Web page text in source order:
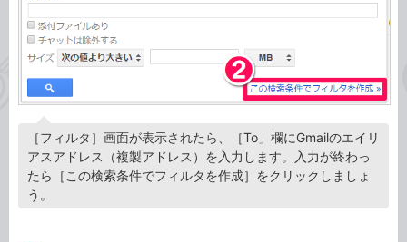
［フィルタ］画面が表示されたら、［To」欄にGmailのエイリ
アスアドレス（複製アドレス）を入力します。入力が終わっ
たら［この検索条件でフィルタを作成］をクリックしましょ
う。